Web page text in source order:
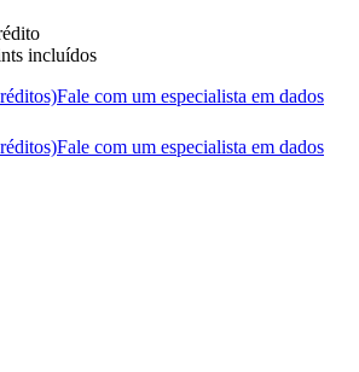
incluídos
Fale com um especialista em dados
Fale com um especialista em dados